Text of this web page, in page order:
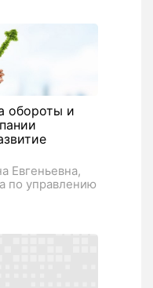
обороты и
Евгеньевна,
по управлению